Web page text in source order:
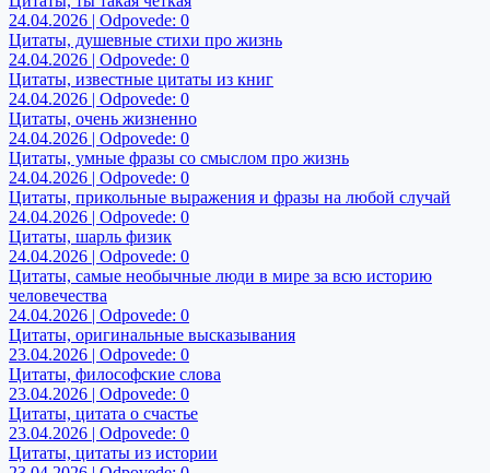
24.04.2026 | Odpovede: 0
Цитаты, душевные стихи про жизнь
24.04.2026 | Odpovede: 0
Цитаты, известные цитаты из книг
24.04.2026 | Odpovede: 0
Цитаты, очень жизненно
24.04.2026 | Odpovede: 0
Цитаты, умные фразы со смыслом про жизнь
24.04.2026 | Odpovede: 0
Цитаты, прикольные выражения и фразы на любой случай
24.04.2026 | Odpovede: 0
Цитаты, шарль физик
24.04.2026 | Odpovede: 0
Цитаты, самые необычные люди в мире за всю историю
человечества
24.04.2026 | Odpovede: 0
Цитаты, оригинальные высказывания
23.04.2026 | Odpovede: 0
Цитаты, философские слова
23.04.2026 | Odpovede: 0
Цитаты, цитата о счастье
23.04.2026 | Odpovede: 0
Цитаты, цитаты из истории